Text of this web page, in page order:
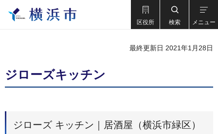
区役所 検索 メニュー
最終更新日 2021年1月28日
ジローズキッチン
ジローズ キッチン｜居酒屋（横浜市緑区）